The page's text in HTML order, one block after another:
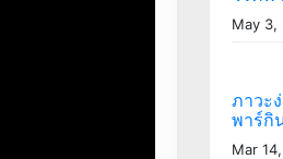
May 3,
ภาวะ
พาร์กิ
Mar